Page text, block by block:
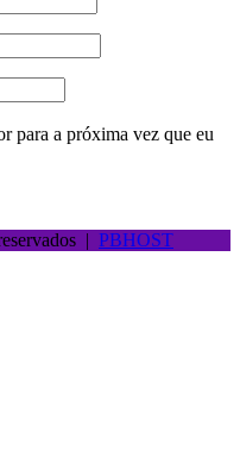
para a próxima vez que eu
| PBHOST